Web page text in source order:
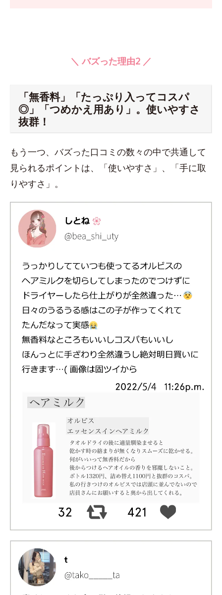
＼ バズった理由2 ／
「無香料」「たっぷり入ってコスパ
◎」「つめかえ用あり」。使いやすさ
抜群！
もう一つ、バズった口コミの数々の中で共通して
見られるポイントは、「使いやすさ」、「手に取
りやすさ」。